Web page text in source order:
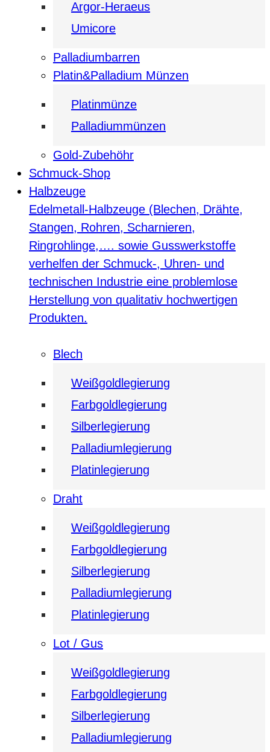
Argor-Heraeus
Umicore
Palladiumbarren
Platin&Palladium Münzen
Platinmünze
Palladiummünzen
Gold-Zubehöhr
Schmuck-Shop
Halbzeuge
Edelmetall-Halbzeuge (Blechen, Drähte,
Stangen, Rohren, Scharnieren,
Ringrohlinge,…. sowie Gusswerkstoffe
verhelfen der Schmuck-, Uhren- und
technischen Industrie eine problemlose
Herstellung von qualitativ hochwertigen
Produkten.
Blech
Weißgoldlegierung
Farbgoldlegierung
Silberlegierung
Palladiumlegierung
Platinlegierung
Draht
Weißgoldlegierung
Farbgoldlegierung
Silberlegierung
Palladiumlegierung
Platinlegierung
Lot / Gus
Weißgoldlegierung
Farbgoldlegierung
Silberlegierung
Palladiumlegierung